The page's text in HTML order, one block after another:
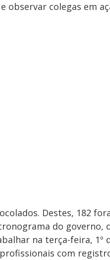
colegas em
Destes, 182
do governo,
na terça-feira, 1º
com